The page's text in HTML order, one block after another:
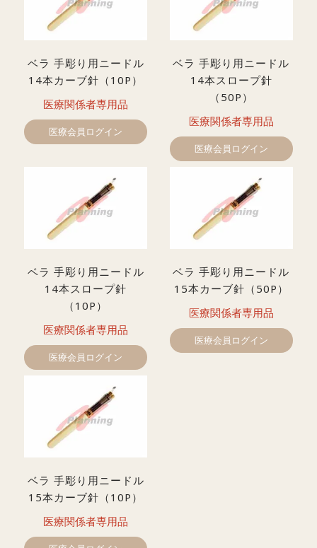
ベラ 手彫り用ニードル
14本カーブ針（10P）
医療関係者専用品
医療会員ログイン
ベラ 手彫り用ニードル
14本スロープ針
（50P）
医療関係者専用品
医療会員ログイン
ベラ 手彫り用ニードル
14本スロープ針
（10P）
医療関係者専用品
医療会員ログイン
ベラ 手彫り用ニードル
15本カーブ針（50P）
医療関係者専用品
医療会員ログイン
ベラ 手彫り用ニードル
15本カーブ針（10P）
医療関係者専用品